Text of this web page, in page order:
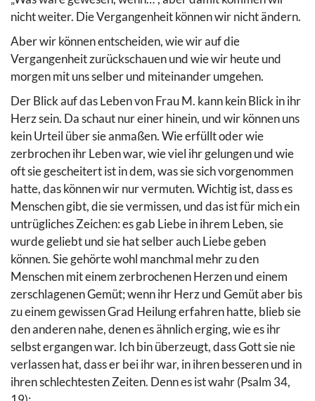
nicht weiter. Die Vergangenheit können wir nicht ändern.
Aber wir können entscheiden, wie wir auf die
Vergangenheit zurückschauen und wie wir heute und
morgen mit uns selber und miteinander umgehen.
Der Blick auf das Leben von Frau M. kann kein Blick in ihr
Herz sein. Da schaut nur einer hinein, und wir können uns
kein Urteil über sie anmaßen. Wie erfüllt oder wie
zerbrochen ihr Leben war, wie viel ihr gelungen und wie
oft sie gescheitert ist in dem, was sie sich vorgenommen
hatte, das können wir nur vermuten. Wichtig ist, dass es
Menschen gibt, die sie vermissen, und das ist für mich ein
untrügliches Zeichen: es gab Liebe in ihrem Leben, sie
wurde geliebt und sie hat selber auch Liebe geben
können. Sie gehörte wohl manchmal mehr zu den
Menschen mit einem zerbrochenen Herzen und einem
zerschlagenen Gemüt; wenn ihr Herz und Gemüt aber bis
zu einem gewissen Grad Heilung erfahren hatte, blieb sie
den anderen nahe, denen es ähnlich erging, wie es ihr
selbst ergangen war. Ich bin überzeugt, dass Gott sie nie
verlassen hat, dass er bei ihr war, in ihren besseren und in
ihren schlechtesten Zeiten. Denn es ist wahr (Psalm 34,